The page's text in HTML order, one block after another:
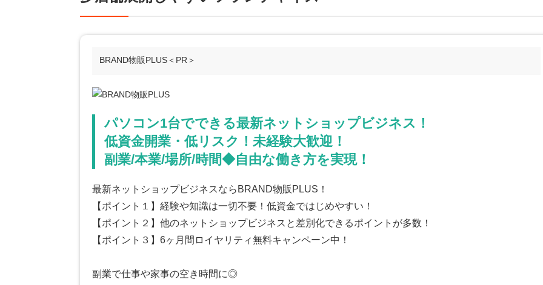
業種
エリア
ランキング
介護
100万以下で開業 夫婦で開業 脱サラ
BRAND物販PLUS＜PR＞
パソコン1台でできる最新ネットショップビジネス！
低資金開業・低リスク！未経験大歓迎！
副業/本業/場所/時間◆自由な働き方を実現！
最新ネットショップビジネスならBRAND物販PLUS！
【ポイント１】経験や知識は一切不要！低資金ではじめやすい！
【ポイント２】他のネットショップビジネスと差別化できるポイントが多数！
【ポイント３】6ヶ月間ロイヤリティ無料キャンペーン中！
副業で仕事や家事の空き時間に◎